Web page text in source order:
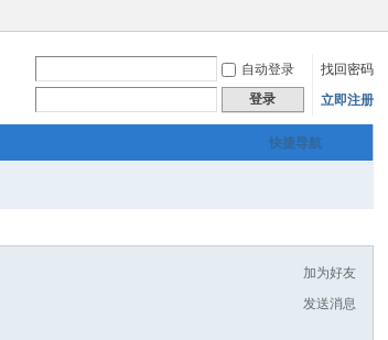
自动登录
找回密码
登录 立即注册
快捷导航
加为好友
发送消息